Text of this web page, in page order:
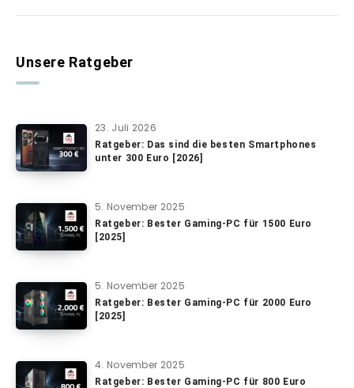
Unsere Ratgeber
23. Juli 2026
Ratgeber: Das sind die besten Smartphones
unter 300 Euro [2026]
5. November 2025
Ratgeber: Bester Gaming-PC für 1500 Euro
[2025]
5. November 2025
Ratgeber: Bester Gaming-PC für 2000 Euro
[2025]
4. November 2025
Ratgeber: Bester Gaming-PC für 800 Euro